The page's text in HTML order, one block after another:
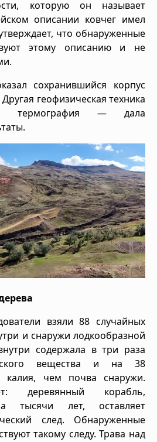
которую он называет
описании ковчег имел
что обнаруженные
этому описанию и не
сохранившийся корпус
геофизическая техника
термография — дала
взяли 88 случайных
и снаружи лодкообразной
содержала в три раза
вещества и на 38
калия, чем почва снаружи.
деревянный корабль,
тысячи лет, оставляет
след. Обнаруженные
такому следу. Трава над